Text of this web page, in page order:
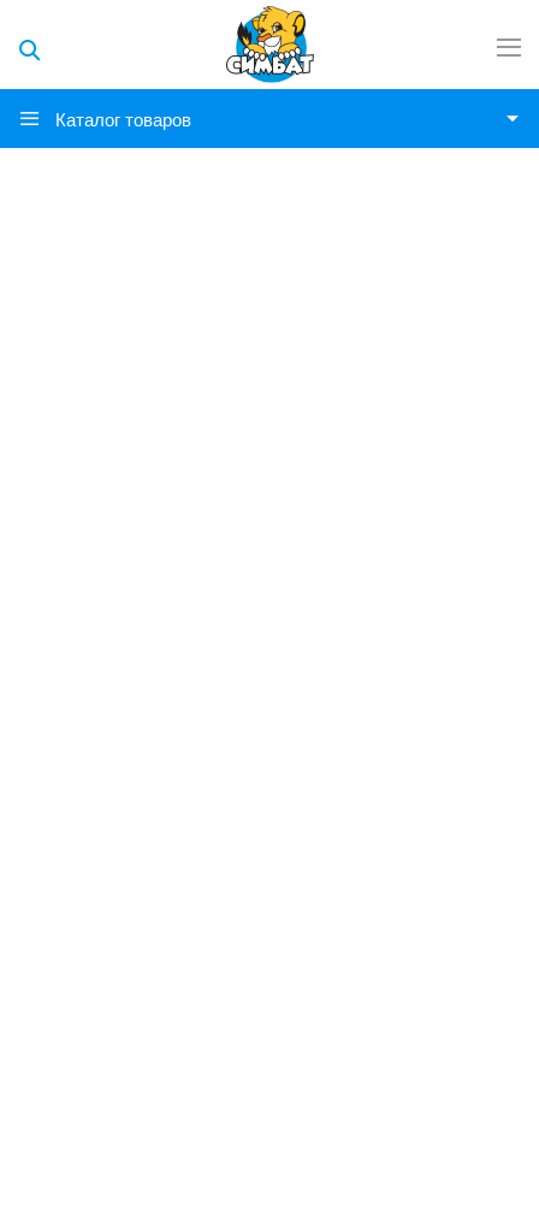
Каталог товаров